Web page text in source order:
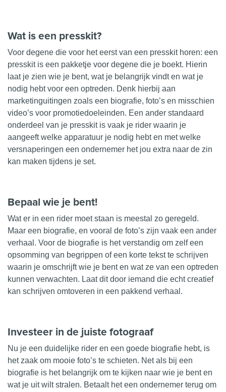
Wat is een presskit?
Voor degene die voor het eerst van een presskit horen: een
presskit is een pakketje voor degene die je boekt. Hierin
laat je zien wie je bent, wat je belangrijk vindt en wat je
nodig hebt voor een optreden. Denk hierbij aan
marketinguitingen zoals een biografie, foto’s en misschien
video’s voor promotiedoeleinden. Een ander standaard
onderdeel van je presskit is vaak je rider waarin je
aangeeft welke apparatuur je nodig hebt en met welke
versnaperingen een ondernemer het jou extra naar de zin
kan maken tijdens je set.
Bepaal wie je bent!
Wat er in een rider moet staan is meestal zo geregeld.
Maar een biografie, en vooral de foto’s zijn vaak een ander
verhaal. Voor de biografie is het verstandig om zelf een
opsomming van begrippen of een korte tekst te schrijven
waarin je omschrijft wie je bent en wat ze van een optreden
kunnen verwachten. Laat dit door iemand die echt creatief
kan schrijven omtoveren in een pakkend verhaal.
Investeer in de juiste fotograaf
Nu je een duidelijke rider en een goede biografie hebt, is
het zaak om mooie foto’s te schieten. Net als bij een
biografie is het belangrijk om te kijken naar wie je bent en
wat je uit wilt stralen. Betaalt het een ondernemer terug om